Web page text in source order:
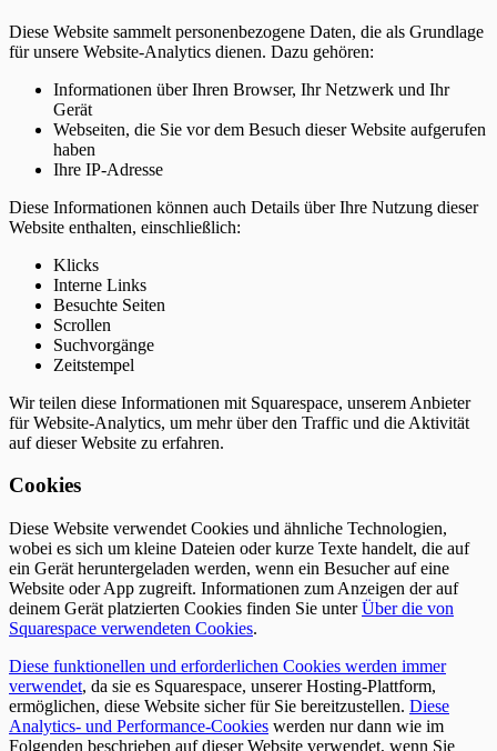
Diese Website sammelt personenbezogene Daten, die als Grundlage
für unsere Website-Analytics dienen. Dazu gehören:
Informationen über Ihren Browser, Ihr Netzwerk und Ihr
Gerät
Webseiten, die Sie vor dem Besuch dieser Website aufgerufen
haben
Ihre IP-Adresse
Diese Informationen können auch Details über Ihre Nutzung dieser
Website enthalten, einschließlich:
Klicks
Interne Links
Besuchte Seiten
Scrollen
Suchvorgänge
Zeitstempel
Wir teilen diese Informationen mit Squarespace, unserem Anbieter
für Website-Analytics, um mehr über den Traffic und die Aktivität
auf dieser Website zu erfahren.
Cookies
Diese Website verwendet Cookies und ähnliche Technologien,
wobei es sich um kleine Dateien oder kurze Texte handelt, die auf
ein Gerät heruntergeladen werden, wenn ein Besucher auf eine
Website oder App zugreift. Informationen zum Anzeigen der auf
deinem Gerät platzierten Cookies finden Sie unterÜber die von
Squarespace verwendeten Cookies.
Diese funktionellen und erforderlichen Cookies werden immer
verwendet, da sie es Squarespace, unserer Hosting-Plattform,
ermöglichen, diese Website sicher für Sie bereitzustellen. Diese
Analytics- und Performance-Cookies werden nur dann wie im
Folgenden beschrieben auf dieser Website verwendet, wenn Sie